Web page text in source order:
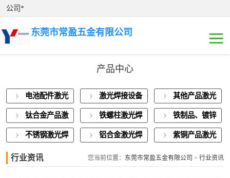
公司*
东莞市常盈五金有限公司
产品中心
电池配件激光
焊接
激光焊接设备
展示
其他产品激光
焊接
钛合金产品激
光焊接
铁螺柱激光焊
接加工
铁制品、镀锌
板激光焊接
不锈钢激光焊
铝合金激光焊
紫铜产品激光
行业资讯 您当前位置： 东莞市常盈五金有限公司 > 行业资讯
接
激光焊接设备展
示
其他产品激光焊